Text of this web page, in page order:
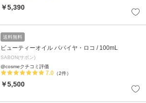
￥5,390
送料無料
ビューティーオイル パパイヤ・ロコ / 100mL
SABON(サボン)
@cosmeクチコミ評価
7.0 （2件）
￥5,500